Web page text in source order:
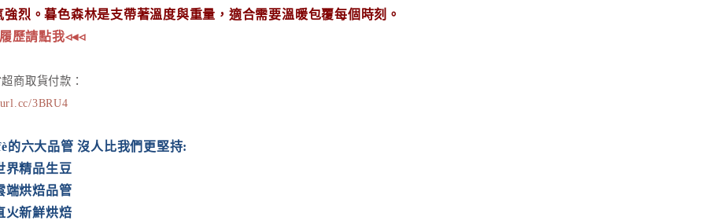
強烈。暮色森林是支帶著溫度與重量，適合需要溫暖包覆每個時刻。
歷請點我◃◂◃
商取貨付款：
3BRU4
的六大品管 沒人比我們更堅持:
界精品生豆
端烘焙品管
火新鮮烘焙